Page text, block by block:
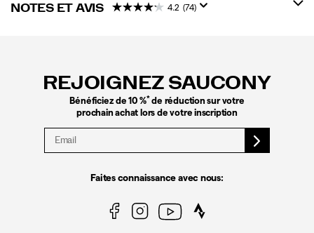
NOTES ET AVIS 4.2 (74)
REJOIGNEZ SAUCONY
Bénéficiez de 10 %* de réduction sur votre
prochain achat lors de votre inscription
Faites connaissance avec nous: